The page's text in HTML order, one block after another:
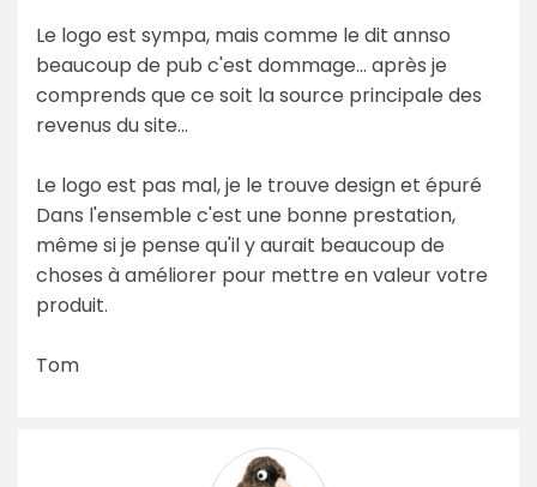
Le logo est sympa, mais comme le dit annso
beaucoup de pub c'est dommage... après je
comprends que ce soit la source principale des
revenus du site...
Le logo est pas mal, je le trouve design et épuré
Dans l'ensemble c'est une bonne prestation,
même si je pense qu'il y aurait beaucoup de
choses à améliorer pour mettre en valeur votre
produit.
Tom